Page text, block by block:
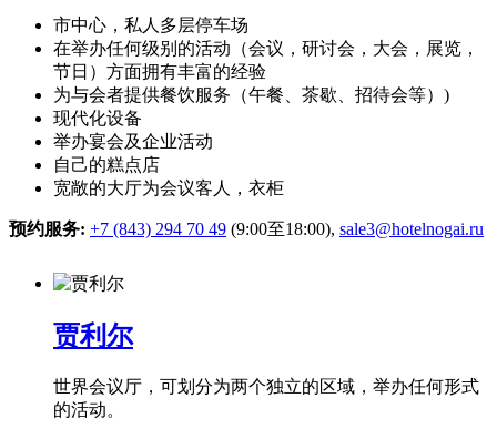
市中心，私人多层停车场
在举办任何级别的活动（会议，研讨会，大会，展览，
节日）方面拥有丰富的经验
为与会者提供餐饮服务（午餐、茶歇、招待会等）)
现代化设备
举办宴会及企业活动
自己的糕点店
宽敞的大厅为会议客人，衣柜
预约服务: +7 (843) 294 70 49 (9:00至18:00), sale3@hotelnogai.ru
贾利尔
世界会议厅，可划分为两个独立的区域，举办任何形式
的活动。